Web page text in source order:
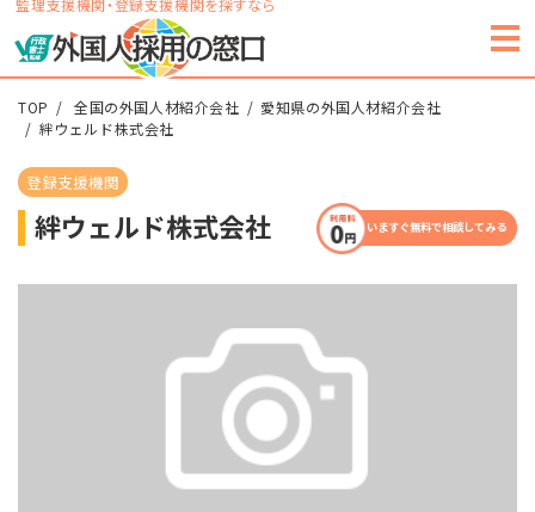
監理支援機関・登録支援機関を探すなら
TOP 全国の外国人材紹介会社
愛知県の外国人材紹介会社
絆ウェルド株式会社
登録支援機関
絆ウェルド株式会社 いますぐ無料で相談してみる